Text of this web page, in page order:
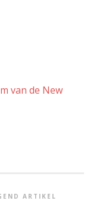
van de New
ARTIKEL